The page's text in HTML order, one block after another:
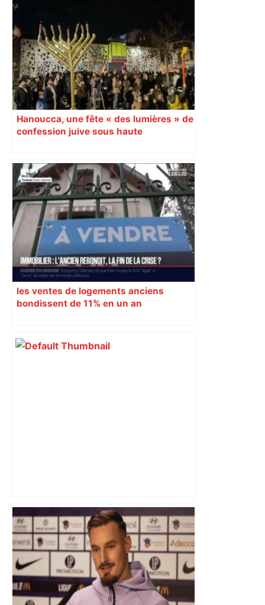
les agriculteurs manifestent malgré les
interdictions
Hanoucca, une fête « des lumières » de
confession juive sous haute
Labège, près de Toulouse
les ventes de logements anciens
bondissent de 11% en un an
DIRECT. Colère des agriculteurs :
mobilisation agricole à Toulouse ce
samedi, 113 vaches abattues en Ariège
– ladepeche.fr